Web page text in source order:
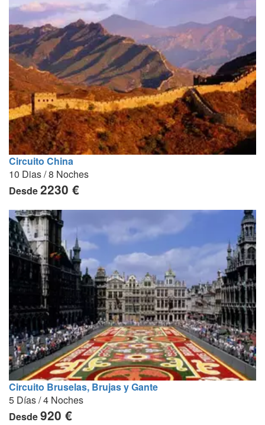
Circuito China
10 Dias / 8 Noches
Desde2230 €
Circuito Bruselas, Brujas y Gante
5 Días / 4 Noches
Desde920 €